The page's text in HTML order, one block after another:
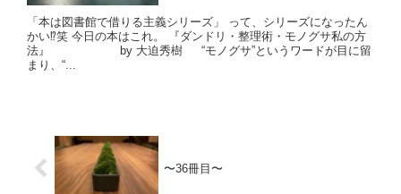
「本は図書館で借りる主義シリーズ」 って、シリーズになったん
かい⁉️笑 今日の本はこれ。 『ダンドリ・整理術・モノグサ私の方
法』 by 大迫秀樹 “モノグサ”というワードが目に留
まり、“...
〜36冊目〜